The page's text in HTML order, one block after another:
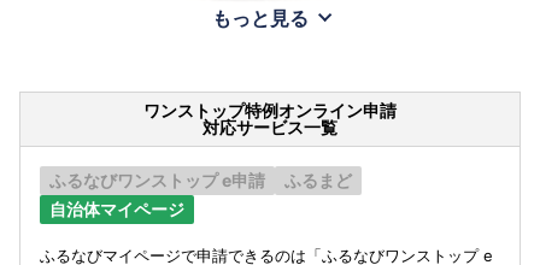
もっと見る
ワンストップ特例オンライン申請
対応サービス一覧
ふるなびワンストップ e申請
ふるまど
自治体マイページ
ふるなびマイページで申請できるのは「ふるなびワンストップ e